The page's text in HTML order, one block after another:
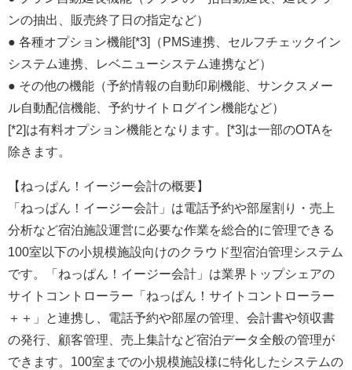
ンの抽出、販売終了日の指定など）
● 各種オプション機能[*3]（PMS連携、セルフチェックイン
システム連携、レベニューシステム連携など）
● その他の機能（予約情報の自動印刷機能、サンクスメー
ル自動配信機能、予約サイトログイン機能など）
[*2]は有料オプション機能となります。[*3]は一部のOTAを
除きます。
【ねっぱん！イージー会計の概要】
「ねっぱん！イージー会計」は電話予約や部屋割り・売上
分析など宿泊施設運営に必要な作業を総合的に管理できる
100室以下の小規模施設向けのクラウド型宿泊管理システム
です。「ねっぱん！イージー会計」は業界トップシェアの
サイトコントローラー「ねっぱん！サイトコントローラー
＋＋」と連携し、電話予約や部屋の管理、会計書や領収書
の発行、顧客管理、売上集計など宿泊データ全般の管理が
できます。100室までの小規模施設様に特化したシステムの